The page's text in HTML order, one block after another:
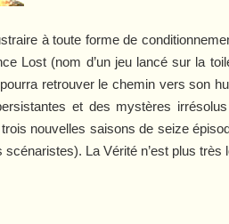
à toute forme de
Lost (nom d’un jeu lancé sur la
retrouver le chemin vers son
et des mystères
nouvelles saisons de seize
La Vérité n’est plus